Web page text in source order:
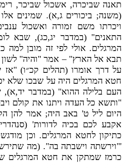
תאנה שביכרה, אשכול שביכר,
(משנה; ביכורים ג,א). שמינים
ויכרתו משם זמורה ואשכול
התאנים" (במדבר יג,כג),שבא
המרגלים. אולי לפי זה מובן
תבא אל הארץ" – אמר "והיה"
על דרך אומרו(תהלים קכ״ו) "אז
חטא המרגלים היה על שבכו שלא
העם בלילה ההוא" (במדבר יד,א),
"ותשא כל העדה ויתנו את קולם
היום ליל ט' באב היה; אמר להן
אקבע לכם בכיה לדורות' (
כתיקון לחטא המרגלים. וכן מודגש
'"וירשתה וישבתה בה"
. (מה
כרמז שמתקן את חטא המרגלים